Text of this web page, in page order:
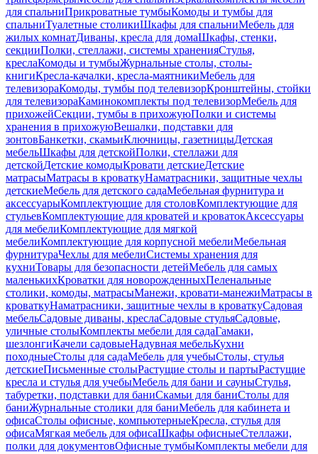
для спальниПрикроватные тумбыКомоды и тумбы для
спальниТуалетные столикиШкафы для спальниМебель для
жилых комнатДиваны, кресла для домаШкафы, стенки,
секцииПолки, стеллажи, системы храненияСтулья,
креслаКомоды и тумбыЖурнальные столы, столы-
книгиКресла-качалки, кресла-маятникиМебель для
телевизораКомоды, тумбы под телевизорКронштейны, стойки
для телевизораКаминокомплекты под телевизорМебель для
прихожейСекции, тумбы в прихожуюПолки и системы
хранения в прихожуюВешалки, подставки для
зонтовБанкетки, скамьиКлючницы, газетницыДетская
мебельШкафы для детскойПолки, стеллажи для
детскойДетские комодыКровати детскиеДетские
матрасыМатрасы в кроваткуНаматрасники, защитные чехлы
детскиеМебель для детского садаМебельная фурнитура и
аксессуарыКомплектующие для столовКомплектующие для
стульевКомплектующие для кроватей и кроватокАксессуары
для мебелиКомплектующие для мягкой
мебелиКомплектующие для корпусной мебелиМебельная
фурнитураЧехлы для мебелиСистемы хранения для
кухниТовары для безопасности детейМебель для самых
маленькихКроватки для новорожденныхПеленальные
столики, комоды, матрасыМанежи, кровати-манежиМатрасы в
кроваткуНаматрасники, защитные чехлы в кроваткуСадовая
мебельСадовые диваны, креслаСадовые стульяСадовые,
уличные столыКомплекты мебели для садаГамаки,
шезлонгиКачели садовыеНадувная мебельКухни
походныеСтолы для садаМебель для учебыСтолы, стулья
детскиеПисьменные столыРастущие столы и партыРастущие
кресла и стулья для учебыМебель для бани и сауныСтулья,
табуретки, подставки для баниСкамьи для баниСтолы для
баниЖурнальные столики для баниМебель для кабинета и
офисаСтолы офисные, компьютерныеКресла, стулья для
офисаМягкая мебель для офисаШкафы офисныеСтеллажи,
полки для документовОфисные тумбыКомплекты мебели для